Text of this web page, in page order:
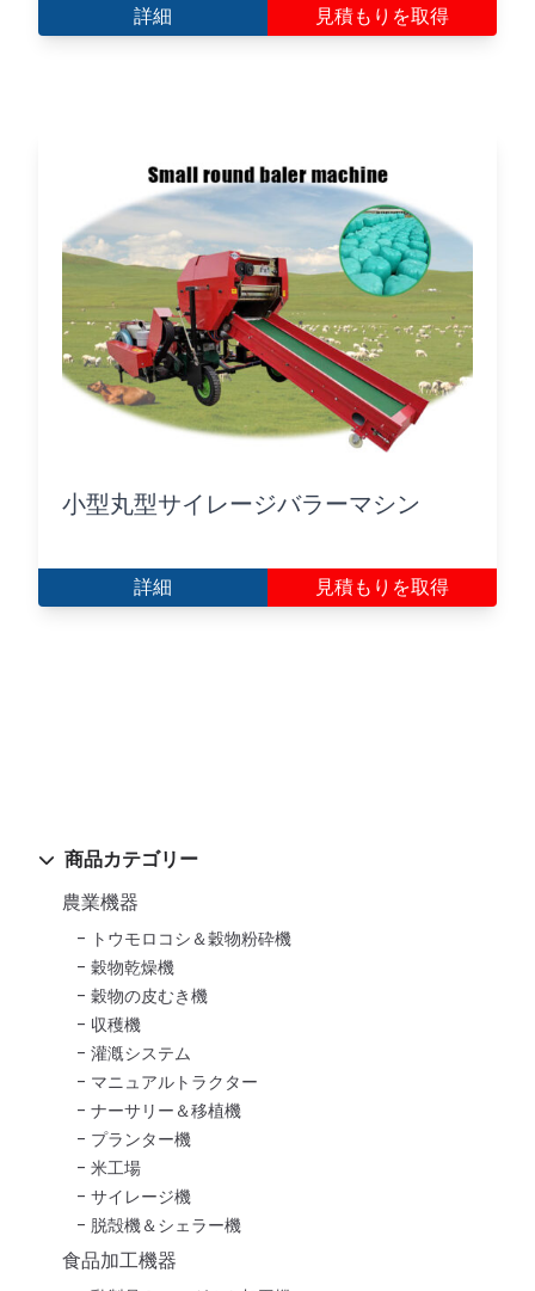
商品カテゴリー
農業機器
トウモロコシ＆穀物粉砕機
穀物乾燥機
穀物の皮むき機
収穫機
灌漑システム
マニュアルトラクター
ナーサリー＆移植機
プランター機
米工場
サイレージ機
脱殻機＆シェラー機
食品加工機器
詳細 見積もりを取得
小型丸型サイレージバラーマシン
詳細 見積もりを取得